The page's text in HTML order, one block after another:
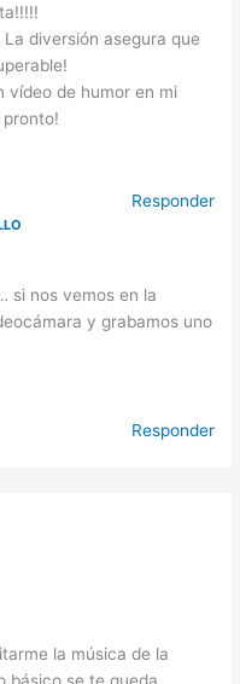
diversión asegura que
vídeo de humor en mi
Responder
si nos vemos en la
y grabamos uno
Responder
la música de la